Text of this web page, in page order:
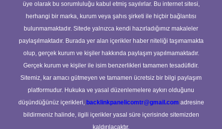
üye olarak bu sorumluluğu kabul etmiş sayılırlar. Bu internet sitesi,
herhangi bir marka, kurum veya şahıs şirketi ile hiçbir bağlantısı
bulunmamaktadır. Sitede yalnızca kendi hazırladığımız makaleler
paylaşılmaktadır. Burada yer alan içerikler haber niteliği taşımamakta
olup, gerçek kurum ve kişiler hakkında paylaşım yapılmamaktadır.
Gerçek kurum ve kişiler ile isim benzerlikleri tamamen tesadüfidir.
Sitemiz, kar amacı gütmeyen ve tamamen ücretsiz bir bilgi paylaşım
platformudur. Hukuka ve yasal düzenlemelere aykırı olduğunu
düşündüğünüz içerikleri, backlinkpanelicomtr@gmail.com adresine
bildirmeniz halinde, ilgili içerikler yasal süre içerisinde sitemizden
kaldırılacaktır.